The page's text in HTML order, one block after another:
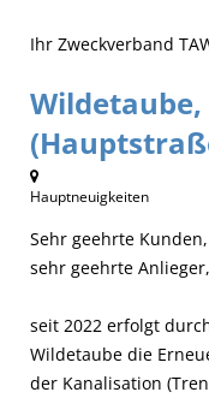
Ihr Zweckverband
Hauptneuigkeiten
Sehr geehrte Kunden,
sehr geehrte Anlieger,
seit 2022 erfolgt
Wildetaube die
der Kanalisation